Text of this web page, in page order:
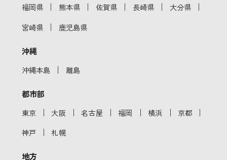
福岡県 ｜ 熊本県 ｜ 佐賀県 ｜ 長崎県 ｜ 大分県 ｜
宮崎県 ｜ 鹿児島県
沖縄
沖縄本島 ｜ 離島
都市部
東京 ｜ 大阪 ｜ 名古屋 ｜ 福岡 ｜ 横浜 ｜ 京都 ｜
神戸 ｜ 札幌
地方